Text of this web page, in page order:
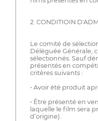
2. CONDITIOIN
Le comité de
Déléguée Générale,
sélectionnés. Sauf
présentés en
critères suivants :
• Avoir été produit
• Être présenté en
laquelle le film sera
d’origine).